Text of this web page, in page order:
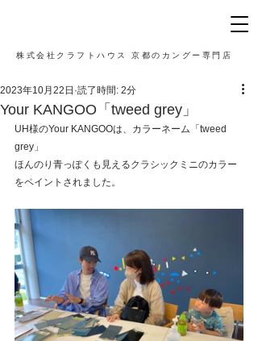
株式会社クラフトハウス 京都のカングー専門店
Your KANGOO「tweed grey」
2023年10月22日 読了時間: 2分
UH様のYour KANGOOは、カラーネーム「tweed
grey」
ほんのり青っぽくも見えるクラシックミニのカラー
をペイントされました。